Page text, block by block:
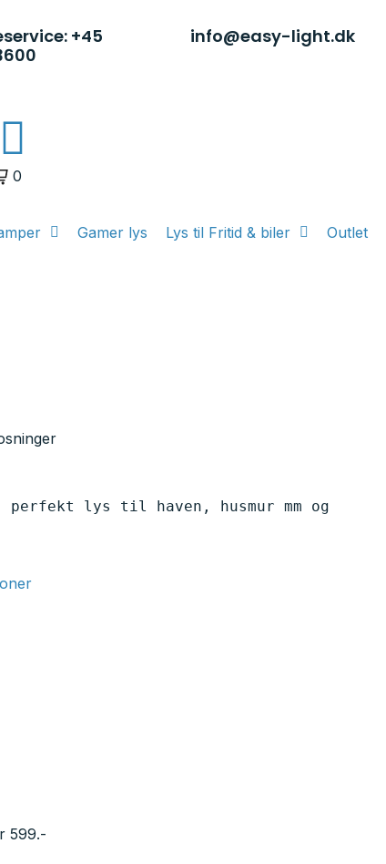
+45
info@easy-light.dk
0
Gamer lys Lys til Fritid & biler Outlet
perfekt lys til haven, husmur mm og
599.-